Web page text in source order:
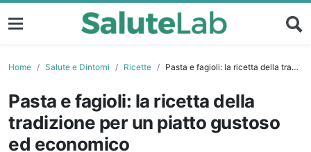
Home Salute e Dintorni Ricette Pasta e fagioli: la ricetta della tradizione per un piatto gustoso ed economico
Pasta e fagioli: la ricetta della
tradizione per un piatto gustoso
ed economico